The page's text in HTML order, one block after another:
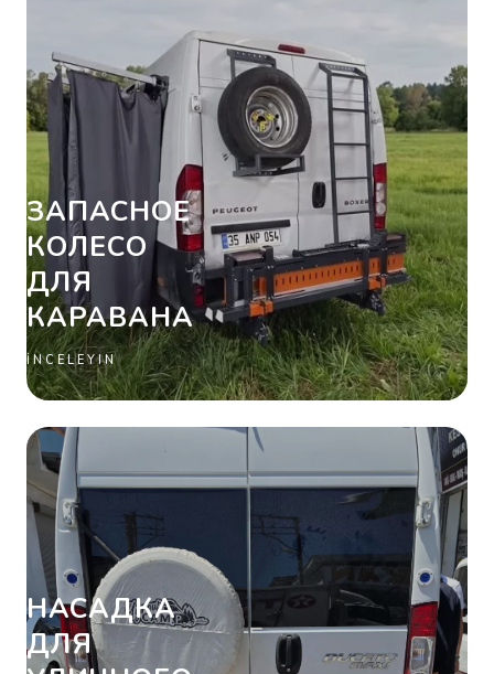
ЗАПАСНОЕ
КОЛЕСО
ДЛЯ
КАРАВАНА
İNCELEYIN
НАСАДКА
ДЛЯ